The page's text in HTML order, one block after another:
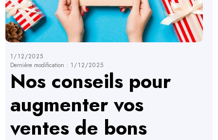
1/12/2025
Dernière modification : 1/12/2025
Nos conseils pour
augmenter vos
ventes de bons